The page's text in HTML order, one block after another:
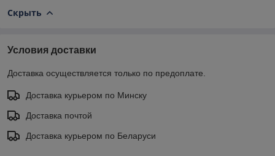
Скрыть
Условия доставки
Доставка осуществляется только по предоплате.
Доставка курьером по Минску
Доставка почтой
Доставка курьером по Беларуси